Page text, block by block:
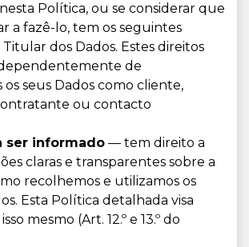
Política, ou se considerar que
a fazê-lo, tem os seguintes
dos Dados. Estes direitos
de
os seus Dados como cliente,
ou contacto
ser informado — tem direito a
claras e transparentes sobre a
recolhemos e utilizamos os
Esta Política detalhada visa
mesmo (Art. 12.º e 13.º do